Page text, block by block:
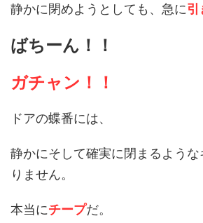
静かに閉めようとしても、急に引
ばちーん！！
ガチャン！！
ドアの蝶番には、
静かにそして確実に閉まるよう
りません。
本当にチープだ。